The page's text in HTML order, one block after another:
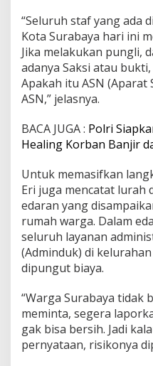
“Seluruh staf yang ada
Kota Surabaya hari ini
Jika melakukan pungli,
adanya Saksi atau
Apakah itu ASN
ASN,” jelasnya.
BACA JUGA : Polri
Healing Korban Banjir
Untuk memasifkan
Eri juga mencatat lurah
edaran yang
rumah warga. Dalam
seluruh layanan
(Adminduk) di
dipungut biaya.
“Warga Surabaya tidak
meminta, segera
gak bisa bersih. Jadi
pernyataan, risikonya